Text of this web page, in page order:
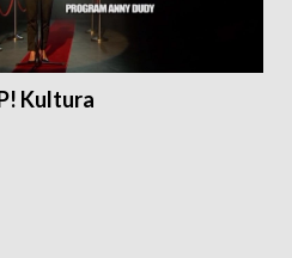
Kultura